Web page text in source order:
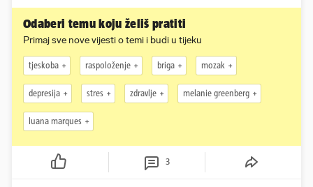
Odaberi temu koju želiš pratiti
Primaj sve nove vijesti o temi i budi u tijeku
tjeskoba raspoloženje briga mozak
depresija stres zdravlje melanie greenberg
luana marques
3